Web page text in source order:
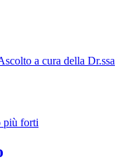
a cura della Dr.ssa
più forti